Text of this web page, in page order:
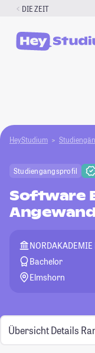
Zum
springen
DIE ZEIT
HeyStudium
Studiengangsprofil
Software
Bachelor
Elmshorn
Übersicht Details